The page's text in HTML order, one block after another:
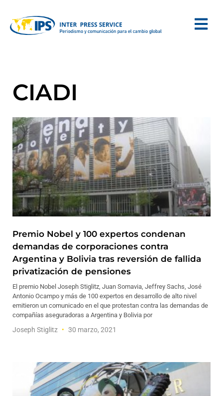
CIADI
Premio Nobel y 100 expertos condenan
demandas de corporaciones contra
Argentina y Bolivia tras reversión de fallida
privatización de pensiones
El premio Nobel Joseph Stiglitz, Juan Somavia, Jeffrey Sachs, José
Antonio Ocampo y más de 100 expertos en desarrollo de alto nivel
emitieron un comunicado en el que protestan contra las demandas de
compañías aseguradoras a Argentina y Bolivia por
Joseph Stiglitz 30 marzo, 2021